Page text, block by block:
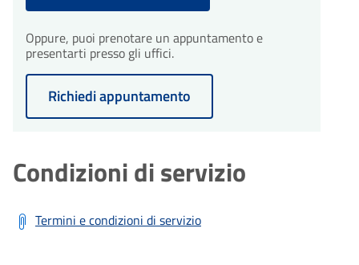
Oppure, puoi prenotare un appuntamento e
presentarti presso gli uffici.
Richiedi appuntamento
Condizioni di servizio
Termini e condizioni di servizio